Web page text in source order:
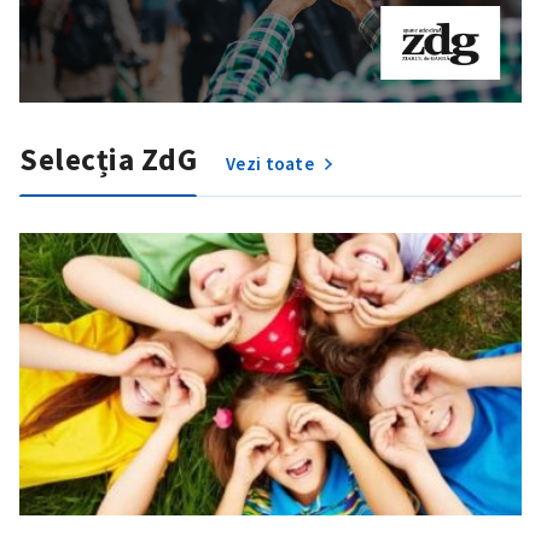
Selecția ZdG Vezi toate